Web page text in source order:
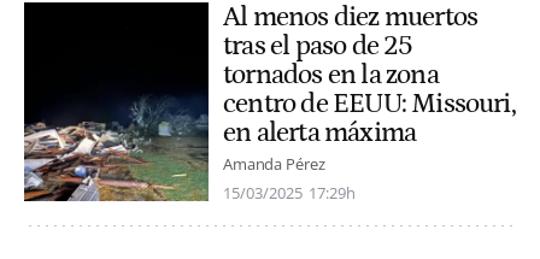
Al menos diez muertos
tras el paso de 25
tornados en la zona
centro de EEUU: Missouri,
en alerta máxima
Amanda Pérez
15/03/2025 17:29h